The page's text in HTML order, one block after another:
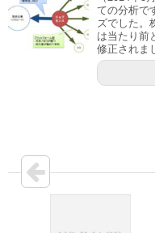
ての分析で
ズでした。
は当たり前
修正されま